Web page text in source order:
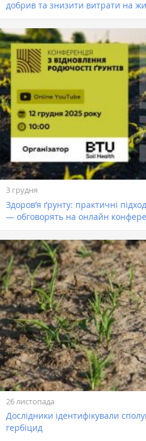
добрив та знизити витрати на
3 грудня
Здоров’я ґрунту: практичні
— обговорять на онлайн
26 листопада
Дослідники ідентифікували
гербіцид